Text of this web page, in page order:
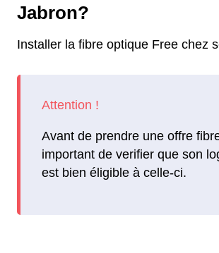
Jabron?
Installer la fibre optique Free chez
Avant de prendre une offre
important de verifier que son
est bien éligible à celle-ci.